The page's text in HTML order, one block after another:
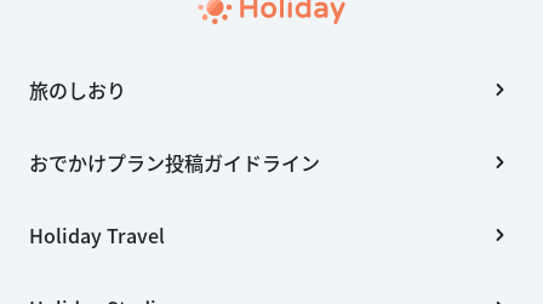
旅のしおり
おでかけプラン投稿ガイドライン
Holiday Travel